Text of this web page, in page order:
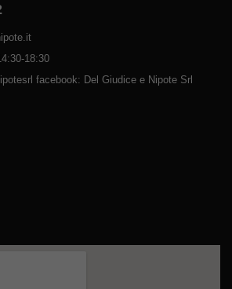
18:30
facebook: Del Giudice e Nipote Srl